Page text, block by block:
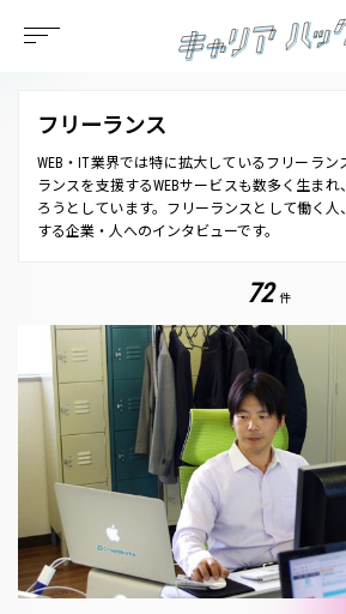
フリーランス
WEB・IT業界では特に拡大しているフリーラ
ランスを支援するWEBサービスも数多く生ま
ろうとしています。フリーランスとして働く
する企業・人へのインタビューです。
72 件